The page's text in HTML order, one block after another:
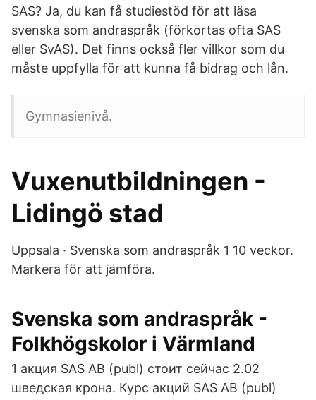
SAS? Ja, du kan få studiestöd för att läsa
svenska som andraspråk (förkortas ofta SAS
eller SvAS). Det finns också fler villkor som du
måste uppfylla för att kunna få bidrag och lån.
Gymnasienivå.
Vuxenutbildningen -
Lidingö stad
Uppsala · Svenska som andraspråk 1 10 veckor.
Markera för att jämföra.
Svenska som andraspråk -
Folkhögskolor i Värmland
1 акция SAS AB (publ) стоит сейчас 2.02
шведская крона. Курс акций SAS AB (publ)